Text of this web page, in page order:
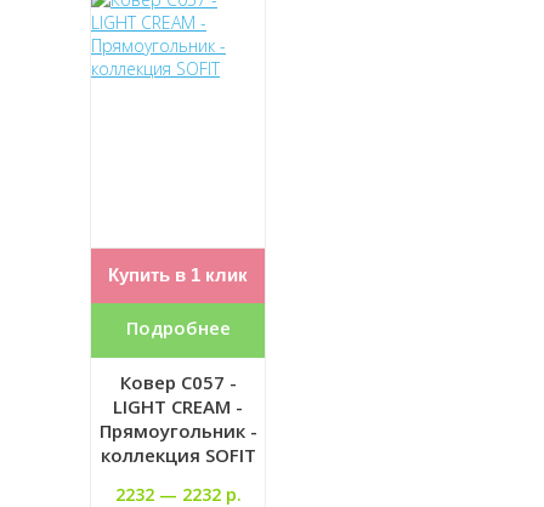
Купить в 1 клик
Подробнее
Ковер C057 -
LIGHT CREAM -
Прямоугольник -
коллекция SOFIT
2232 — 2232 р.